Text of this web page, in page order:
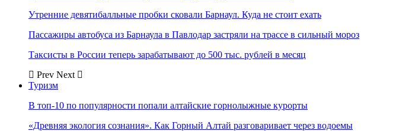
Утренние девятибалльные пробки сковали Барнаул. Куда не стоит ехать
Пассажиры автобуса из Барнаула в Павлодар застряли на трассе в сильный мороз
Таксисты в России теперь зарабатывают до 500 тыс. рублей в месяц
Prev Next
Туризм
В топ-10 по популярности попали алтайские горнолыжные курорты
«Древняя экология сознания». Как Горный Алтай разговаривает через водоемы